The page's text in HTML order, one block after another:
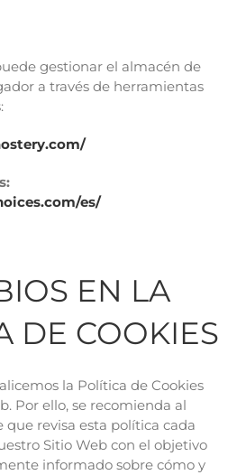
gestionar el almacén de
a través de herramientas
es/
EN LA
DE COOKIES
la Política de Cookies
Por ello, se recomienda al
que revisa esta política cada
Sitio Web con el objetivo
informado sobre cómo y